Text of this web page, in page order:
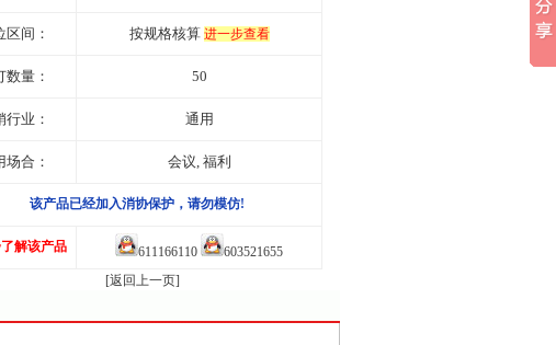
区间： 按规格核算 进一步查看
数量： 50
行业： 通用
场合： 会议, 福利
该产品已经加入消协保护，请勿模仿!
解该产品 611166110
603521655
[返回上一页]